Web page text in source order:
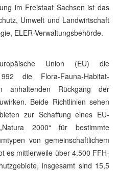
im Freistaat Sachsen ist das
Umwelt und Landwirtschaft
ELER-Verwaltungsbehörde.
Union (EU) die
die Flora-Fauna-Habitat-
anhaltenden Rückgang der
Beide Richtlinien sehen
zur Schaffung eines EU-
2000“ für bestimmte
von gemeinschaftlichem
es mittlerweile über 4.500 FFH-
insgesamt sind 15,5